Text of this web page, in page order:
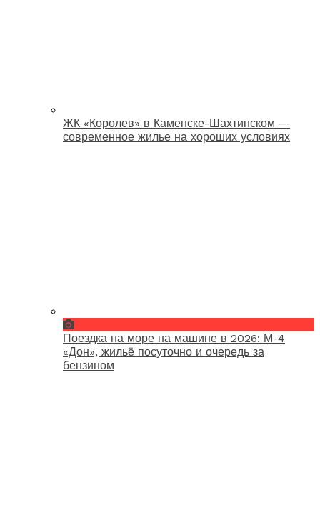
ЖК «Королев» в Каменске-Шахтинском —
современное жилье на хороших условиях
Поездка на море на машине в 2026: М-4
«Дон», жильё посуточно и очередь за
бензином